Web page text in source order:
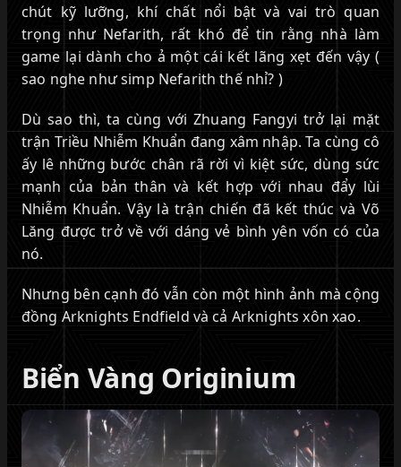
chút kỹ lưỡng, khí chất nổi bật và vai trò quan
trọng như Nefarith, rất khó để tin rằng nhà làm
game lại dành cho ả một cái kết lãng xẹt đến vậy (
sao nghe như simp Nefarith thế nhỉ? )
Dù sao thì, ta cùng với Zhuang Fangyi trở lại mặt
trận Triều Nhiễm Khuẩn đang xâm nhập. Ta cùng cô
ấy lê những bước chân rã rời vì kiệt sức, dùng sức
mạnh của bản thân và kết hợp với nhau đẩy lùi
Nhiễm Khuẩn. Vậy là trận chiến đã kết thúc và Võ
Lăng được trở về với dáng vẻ bình yên vốn có của
nó.
Nhưng bên cạnh đó vẫn còn một hình ảnh mà cộng
đồng Arknights Endfield và cả Arknights xôn xao.
Biển Vàng Originium